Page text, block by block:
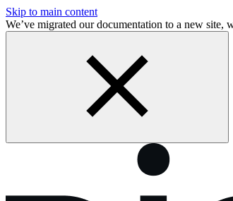
Skip to main content
We’ve migrated our documentation to a new